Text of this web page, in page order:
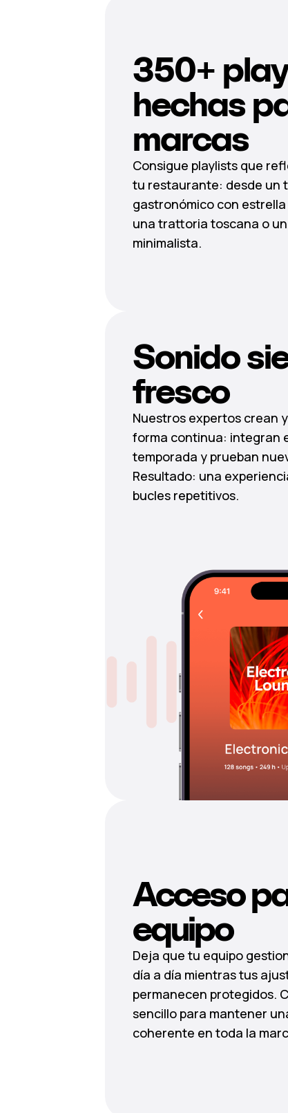
350+
hechas
marcas
Consigue playlists que
tu restaurante: desde un
gastronómico con
una trattoria toscana o
minimalista.
Sonido
fresco
Nuestros expertos crean
forma continua: integran
temporada y prueban
Resultado: una
bucles repetitivos.
Acceso
equipo
Deja que tu equipo
día a día mientras tus
permanecen protegidos.
sencillo para mantener
coherente en toda la